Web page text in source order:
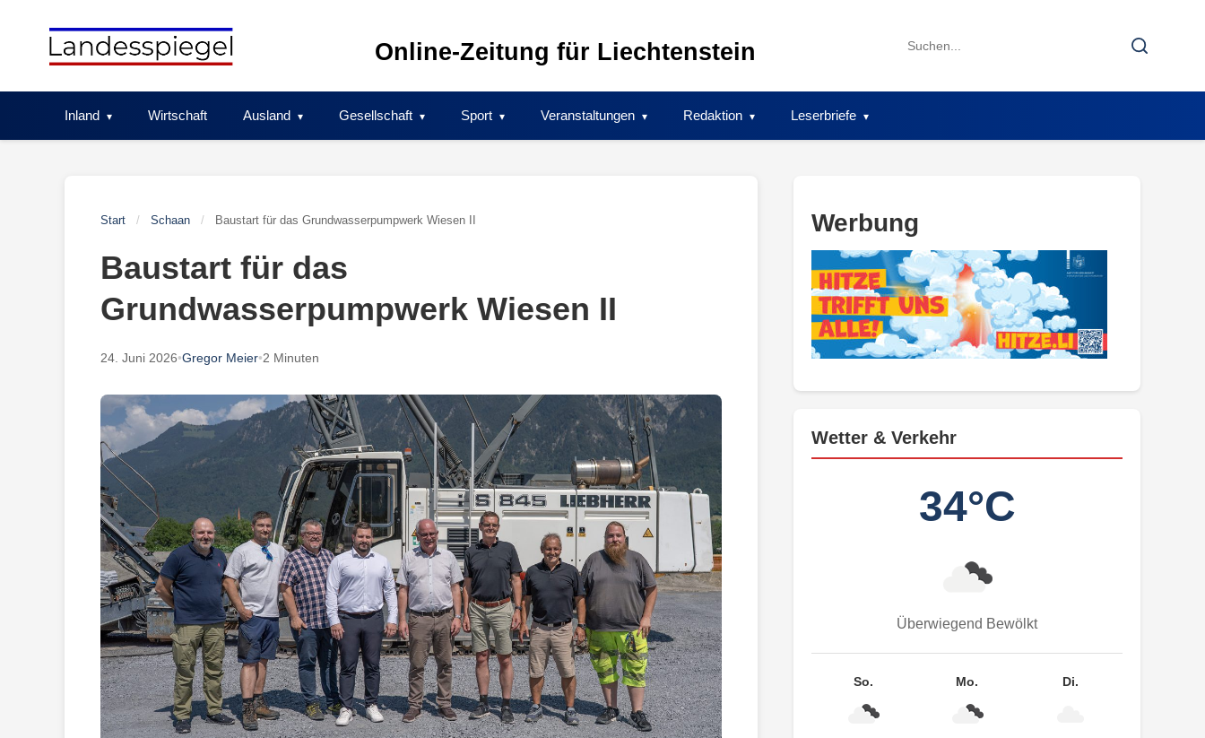
Online-Zeitung für Liechtenstein
Search
Search
Inland Wirtschaft Ausland Gesellschaft Sport Veranstaltungen Redaktion Leserbriefe
Start / Schaan / Baustart für das Grundwasserpumpwerk Wiesen II
Baustart für das
Grundwasserpumpwerk Wiesen II
24. Juni 2026•Gregor Meier•2 Minuten
Werbung
Wetter & Verkehr
34°C
Überwiegend Bewölkt
So. Mo. Di.